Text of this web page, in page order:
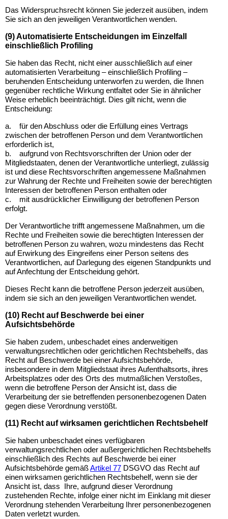
Das Widerspruchsrecht können Sie jederzeit ausüben, indem
Sie sich an den jeweiligen Verantwortlichen wenden.
(9) Automatisierte Entscheidungen im Einzelfall
einschließlich Profiling
Sie haben das Recht, nicht einer ausschließlich auf einer
automatisierten Verarbeitung – einschließlich Profiling –
beruhenden Entscheidung unterworfen zu werden, die Ihnen
gegenüber rechtliche Wirkung entfaltet oder Sie in ähnlicher
Weise erheblich beeinträchtigt. Dies gilt nicht, wenn die
Entscheidung:
a. für den Abschluss oder die Erfüllung eines Vertrags
zwischen der betroffenen Person und dem Verantwortlichen
erforderlich ist,
b. aufgrund von Rechtsvorschriften der Union oder der
Mitgliedstaaten, denen der Verantwortliche unterliegt, zulässig
ist und diese Rechtsvorschriften angemessene Maßnahmen
zur Wahrung der Rechte und Freiheiten sowie der berechtigten
Interessen der betroffenen Person enthalten oder
c. mit ausdrücklicher Einwilligung der betroffenen Person
erfolgt.
Der Verantwortliche trifft angemessene Maßnahmen, um die
Rechte und Freiheiten sowie die berechtigten Interessen der
betroffenen Person zu wahren, wozu mindestens das Recht
auf Erwirkung des Eingreifens einer Person seitens des
Verantwortlichen, auf Darlegung des eigenen Standpunkts und
auf Anfechtung der Entscheidung gehört.
Dieses Recht kann die betroffene Person jederzeit ausüben,
indem sie sich an den jeweiligen Verantwortlichen wendet.
(10) Recht auf Beschwerde bei einer
Aufsichtsbehörde
Sie haben zudem, unbeschadet eines anderweitigen
verwaltungsrechtlichen oder gerichtlichen Rechtsbehelfs, das
Recht auf Beschwerde bei einer Aufsichtsbehörde,
insbesondere in dem Mitgliedstaat ihres Aufenthaltsorts, ihres
Arbeitsplatzes oder des Orts des mutmaßlichen Verstoßes,
wenn die betroffene Person der Ansicht ist, dass die
Verarbeitung der sie betreffenden personenbezogenen Daten
gegen diese Verordnung verstößt.
(11) Recht auf wirksamen gerichtlichen Rechtsbehelf
Sie haben unbeschadet eines verfügbaren
verwaltungsrechtlichen oder außergerichtlichen Rechtsbehelfs
einschließlich des Rechts auf Beschwerde bei einer
Aufsichtsbehörde gemäßArtikel 77 DSGVO das Recht auf
einen wirksamen gerichtlichen Rechtsbehelf, wenn sie der
Ansicht ist, dass Ihre, aufgrund dieser Verordnung
zustehenden Rechte, infolge einer nicht im Einklang mit dieser
Verordnung stehenden Verarbeitung Ihrer personenbezogenen
Daten verletzt wurden.